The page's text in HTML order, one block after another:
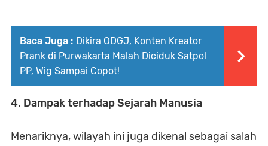
Baca Juga : Dikira ODGJ, Konten Kreator
Prank di Purwakarta Malah Diciduk Satpol
PP, Wig Sampai Copot!
4. Dampak terhadap Sejarah Manusia
Menariknya, wilayah ini juga dikenal sebagai salah